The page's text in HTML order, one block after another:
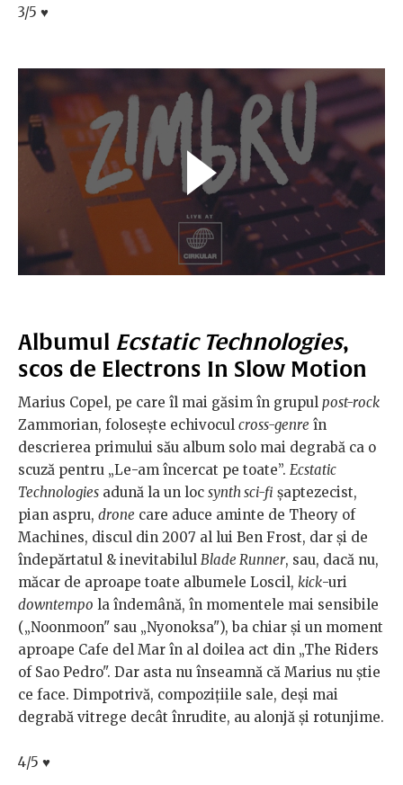
3/5 ♥
Albumul Ecstatic Technologies,
scos de Electrons In Slow Motion
Marius Copel, pe care îl mai găsim în grupul post-rock
Zammorian, folosește echivocul cross-genre în
descrierea primului său album solo mai degrabă ca o
scuză pentru „Le-am încercat pe toate”. Ecstatic
Technologies adună la un loc synth sci-fi șaptezecist,
pian aspru, drone care aduce aminte de Theory of
Machines, discul din 2007 al lui Ben Frost, dar și de
îndepărtatul & inevitabilul Blade Runner, sau, dacă nu,
măcar de aproape toate albumele Loscil, kick-uri
downtempo la îndemână, în momentele mai sensibile
(„Noonmoon" sau „Nyonoksa"), ba chiar și un moment
aproape Cafe del Mar în al doilea act din „The Riders
of Sao Pedro". Dar asta nu înseamnă că Marius nu știe
ce face. Dimpotrivă, compozițiile sale, deși mai
degrabă vitrege decât înrudite, au alonjă și rotunjime.
4/5 ♥